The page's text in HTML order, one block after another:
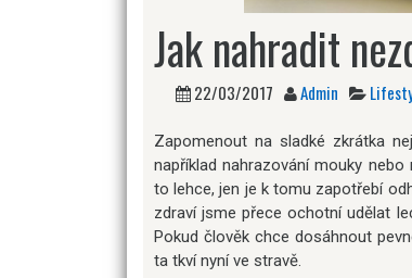
Jak nahradit
22/03/2017 Admin
Zapomenout na sladké zkrátka
například nahrazování mouky
to lehce, jen je k tomu zapotřebí
zdraví jsme přece ochotní udělat
Pokud člověk chce dosáhnout
ta tkví nyní ve stravě.